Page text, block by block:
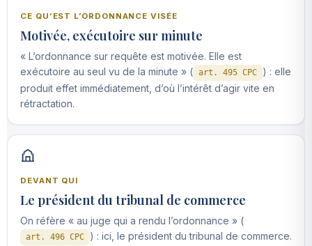
CE QU’EST L’ORDONNANCE VISÉE
Motivée, exécutoire sur minute
« L’ordonnance sur requête est motivée. Elle est
exécutoire au seul vu de la minute » ( art. 495 CPC
) : elle
produit effet immédiatement, d’où l’intérêt d’agir vite en
rétractation.
DEVANT QUI
Le président du tribunal de commerce
On réfère « au juge qui a rendu l’ordonnance » (
art. 496 CPC ) : ici, le président du tribunal de commerce.